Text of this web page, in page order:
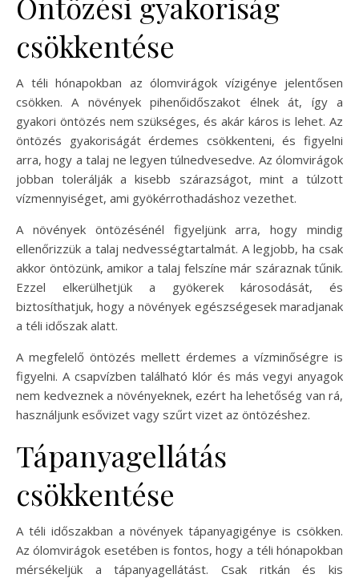
csökkentése
A téli hónapokban az ólomvirágok vízigénye jelentősen
csökken. A növények pihenőidőszakot élnek át, így a
gyakori öntözés nem szükséges, és akár káros is lehet. Az
öntözés gyakoriságát érdemes csökkenteni, és figyelni
arra, hogy a talaj ne legyen túlnedvesedve. Az ólomvirágok
jobban tolerálják a kisebb szárazságot, mint a túlzott
vízmennyiséget, ami gyökérrothadáshoz vezethet.
A növények öntözésénél figyeljünk arra, hogy mindig
ellenőrizzük a talaj nedvességtartalmát. A legjobb, ha csak
akkor öntözünk, amikor a talaj felszíne már száraznak tűnik.
Ezzel elkerülhetjük a gyökerek károsodását, és
biztosíthatjuk, hogy a növények egészségesek maradjanak
a téli időszak alatt.
A megfelelő öntözés mellett érdemes a vízminőségre is
figyelni. A csapvízben található klór és más vegyi anyagok
nem kedveznek a növényeknek, ezért ha lehetőség van rá,
használjunk esővizet vagy szűrt vizet az öntözéshez.
Tápanyagellátás
csökkentése
A téli időszakban a növények tápanyagigénye is csökken.
Az ólomvirágok esetében is fontos, hogy a téli hónapokban
mérsékeljük a tápanyagellátást. Csak ritkán és kis